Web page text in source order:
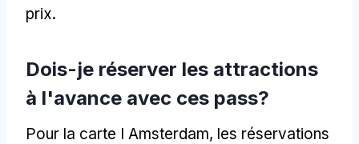
prix.
Dois-je réserver les attractions
à l'avance avec ces pass?
Pour la carte I Amsterdam, les réservations